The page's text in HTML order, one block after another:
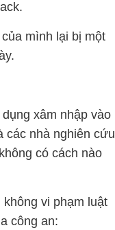
mình lại bị một
xâm nhập vào
các nhà nghiên cứu
có cách nào
vi phạm luật
công an: